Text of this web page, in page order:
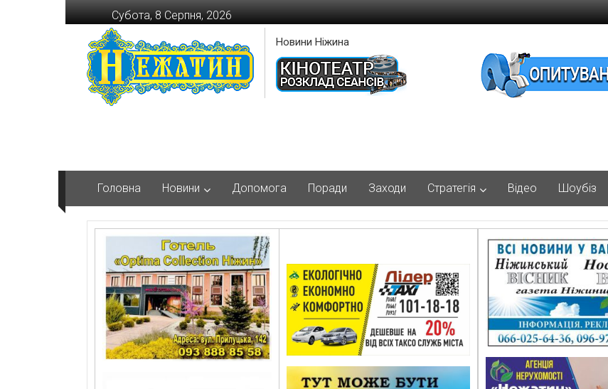
Перейти
до
вмісту
Субота, 8 Серпня, 2026
Новини Ніжина
Головна Новини Допомога Поради Заходи Стратегія Відео Шоубіз